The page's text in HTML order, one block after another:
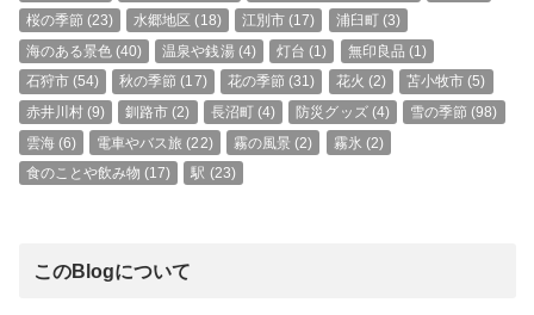
桜の季節 (23) 水郷地区 (18) 江別市 (17) 浦臼町(3)
海のある景色 (40) 温泉や銭湯(4) 灯台 (1) 無印良品 (1)
石狩市(54) 秋の季節 (17) 花の季節 (31) 花火 (2) 苫小牧市 (5)
赤井川村(9) 釧路市 (2) 長沼町(4) 防災グッズ(4) 雪の季節 (98)
雲海(6) 電車やバス旅 (22) 霧の風景 (2) 霧氷 (2)
食のことや飲み物 (17) 駅 (23)
このBlogについて